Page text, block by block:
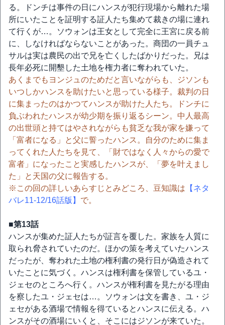
る。ドンチは事件の日にハンスが犯行現場から離れた場
所にいたことを証明する証人たち集めて裁きの場に連れ
て行くが…。ソウォンは王女として完全に王宮に戻る前
に、しなければならないことがあった。商団の一員チュ
サルは実は農民の出で兄を亡くしたばかりだった。兄は
長年必死に開墾した土地を権力者に奪われていた。
あくまでもヨンジュのためだと言いながらも、ジソンも
いつしかハンスを助けたいと思っている様子。裁判の日
に集まったのはかつてハンスが助けた人たち。ドンチに
負ぶわれたハンスが幼少期を振り返るシーン。中人最高
の出世頭と持てはやされながらも貧乏な我が家を嫌って
「富者になる」と父に誓ったハンス。自分のために集ま
ってくれた人たちを見て、「財ではなく人々からの愛で
富者」になったこと実感したハンスが、「夢を叶えまし
た」と天国の父に報告する。
※この回の詳しいあらすじとみどころ、豆知識は 【ネタ
バレ11-12/16話版】 で。
■第13話
ハンスが集めた証人たちが証言を覆した。家族を人質に
取られ脅されていたのだ。ほかの策を考えていたハンス
だったが、奪われた土地の権利書の発行日が偽造されて
いたことに気づく。ハンスは権利書を保管しているユ・
ジェセのところへ行く。ハンスが権利書を見たがる理由
を察したユ・ジェセは…。ソウォンは文を書き、ユ・ジ
ェセがある酒場で情報を得ているとハンスに伝える。ハ
ンスがその酒場にいくと、そこにはジソンが来ていた。